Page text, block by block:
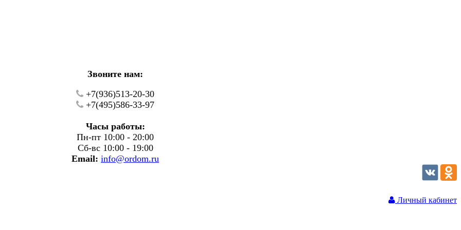
Звоните нам:
+7(936)513-20-30
+7(495)586-33-97
Часы работы:
Пн-пт 10:00 - 20:00
Сб-вс 10:00 - 19:00
Email: info@ordom.ru
Личный кабинет